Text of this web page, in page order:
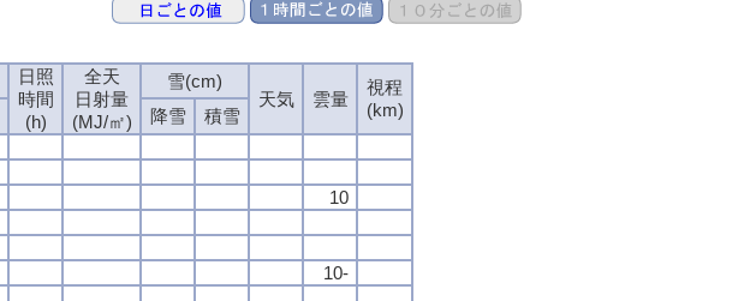
日照
時間
(h)
全天
日射量
(MJ/㎡)
雪(cm)
天気
雲量
視程
(km)
降雪
積雪
10
10-